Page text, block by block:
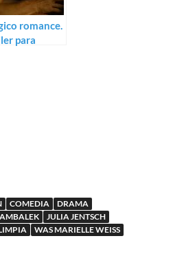
romance.
para
COMEDIA
DRAMA
JULIA JENTSCH
WAS MARIELLE WEISS